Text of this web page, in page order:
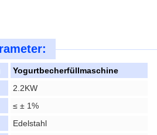
Yogurtbecherfüllmaschine
2.2KW
≤ ± 1%
Edelstahl